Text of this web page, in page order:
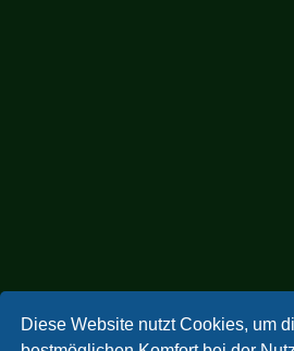
Diese Website nutzt Cookies, um